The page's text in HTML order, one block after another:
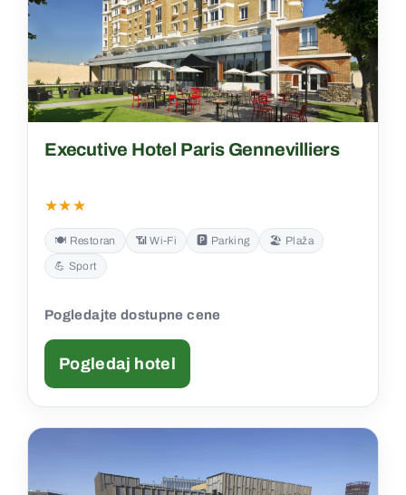
Executive Hotel Paris Gennevilliers
★★★
🍽️ Restoran 📶 Wi‑Fi 🅿️ Parking
🏖️ Plaža
💪 Sport
Pogledajte dostupne cene
Pogledaj hotel